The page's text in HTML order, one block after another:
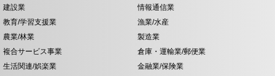
建設業
情報通信業
教育/学習支援業
漁業/水産
農業/林業
製造業
複合サービス事業
倉庫・運輸業/郵便業
生活関連/娯楽業
金融業/保険業